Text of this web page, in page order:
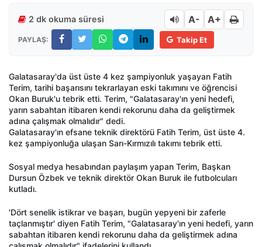
2 dk okuma süresi A- A+
PAYLAŞ: Takip Et
Galatasaray'da üst üste 4 kez şampiyonluk yaşayan Fatih
Terim, tarihi başarısını tekrarlayan eski takımını ve öğrencisi
Okan Buruk'u tebrik etti. Terim, "Galatasaray'ın yeni hedefi,
yarın sabahtan itibaren kendi rekorunu daha da geliştirmek
adına çalışmak olmalıdır" dedi.
Galatasaray'ın efsane teknik direktörü Fatih Terim, üst üste 4.
kez şampiyonluğa ulaşan Sarı-Kırmızılı takımı tebrik etti.
Sosyal medya hesabından paylaşım yapan Terim, Başkan
Dursun Özbek ve teknik direktör Okan Buruk ile futbolcuları
kutladı.
'Dört senelik istikrar ve başarı, bugün yepyeni bir zaferle
taçlanmıştır' diyen Fatih Terim, "Galatasaray'ın yeni hedefi, yarın
sabahtan itibaren kendi rekorunu daha da geliştirmek adına